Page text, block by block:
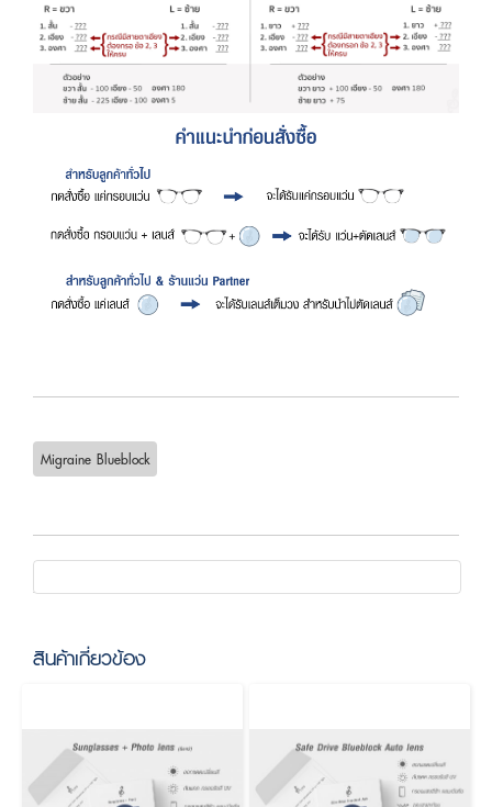
Migraine Blueblock
สินค้าเกี่ยวข้อง